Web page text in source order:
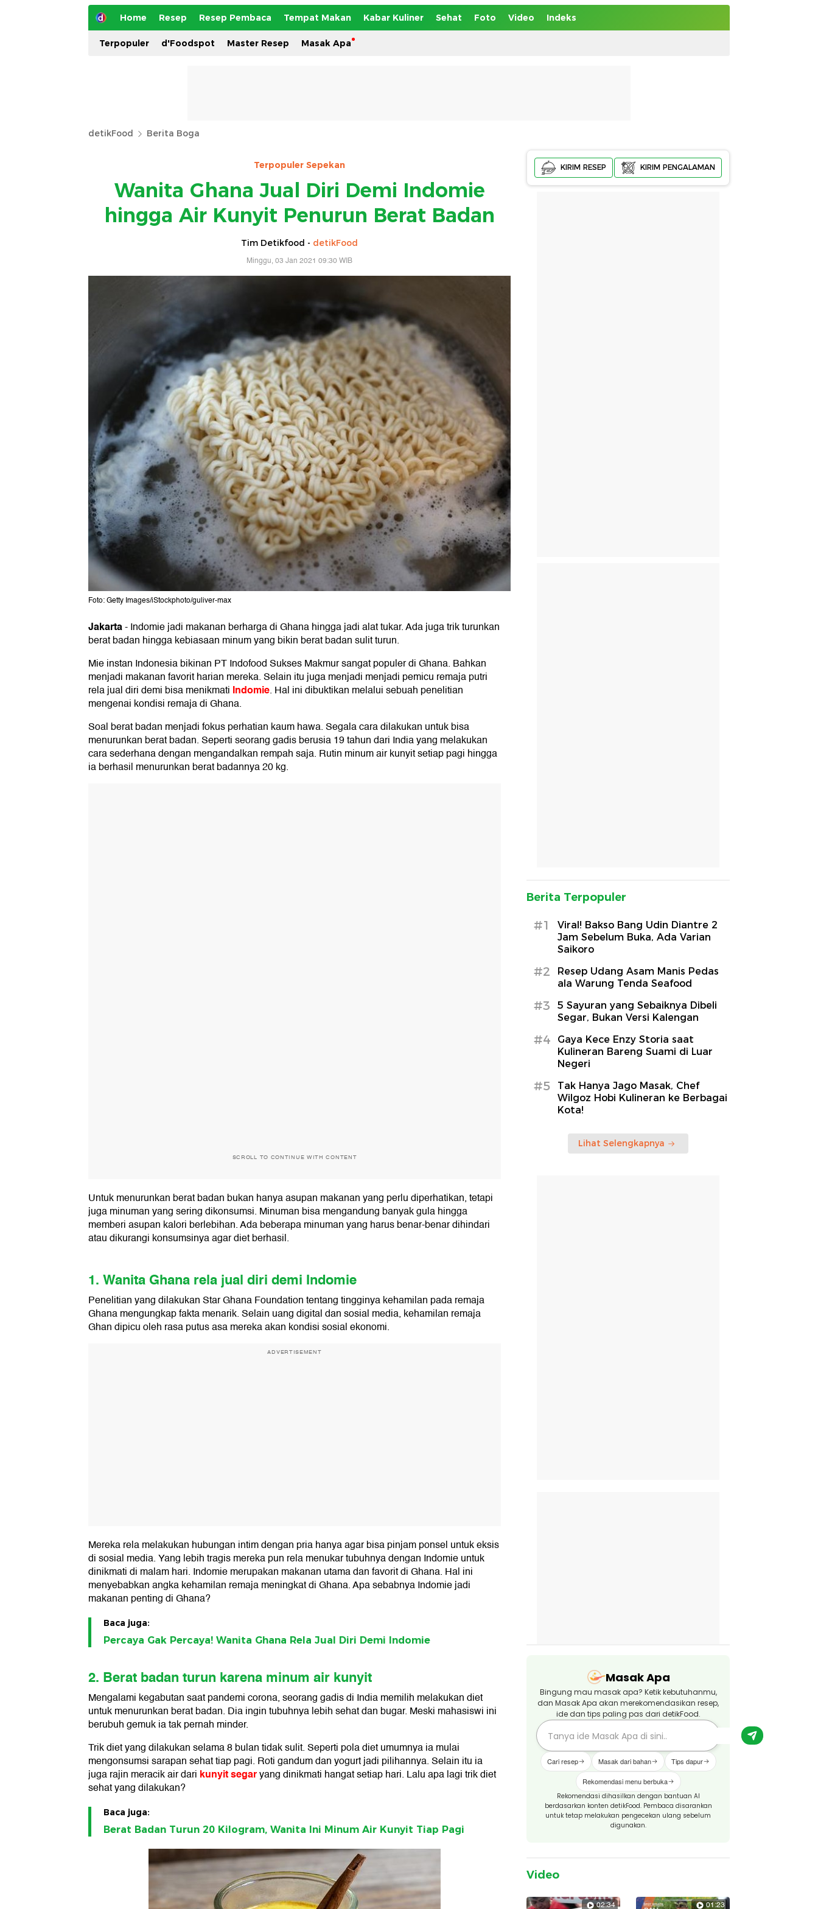
Home Resep Resep Pembaca Tempat Makan Kabar Kuliner Sehat Foto Video Indeks
Terpopuler d'Foodspot Master Resep Masak Apa
detikFood Berita Boga
Terpopuler Sepekan
Wanita Ghana Jual Diri Demi Indomie
hingga Air Kunyit Penurun Berat Badan
Tim Detikfood - detikFood
Minggu, 03 Jan 2021 09:30 WIB
Foto: Getty Images/iStockphoto/guliver-max
Jakarta-Indomie jadi makanan berharga di Ghana hingga jadi alat tukar. Ada juga trik turunkan
berat badan hingga kebiasaan minum yang bikin berat badan sulit turun.
Mie instan Indonesia bikinan PT Indofood Sukses Makmur sangat populer di Ghana. Bahkan
menjadi makanan favorit harian mereka. Selain itu juga menjadi menjadi pemicu remaja putri
rela jual diri demi bisa menikmati Indomie. Hal ini dibuktikan melalui sebuah penelitian
mengenai kondisi remaja di Ghana.
Soal berat badan menjadi fokus perhatian kaum hawa. Segala cara dilakukan untuk bisa
menurunkan berat badan. Seperti seorang gadis berusia 19 tahun dari India yang melakukan
cara sederhana dengan mengandalkan rempah saja. Rutin minum air kunyit setiap pagi hingga
ia berhasil menurunkan berat badannya 20 kg.
SCROLL TO CONTINUE WITH CONTENT
Untuk menurunkan berat badan bukan hanya asupan makanan yang perlu diperhatikan, tetapi
juga minuman yang sering dikonsumsi. Minuman bisa mengandung banyak gula hingga
memberi asupan kalori berlebihan. Ada beberapa minuman yang harus benar-benar dihindari
atau dikurangi konsumsinya agar diet berhasil.
1. Wanita Ghana rela jual diri demi Indomie
Penelitian yang dilakukan Star Ghana Foundation tentang tingginya kehamilan pada remaja
Ghana mengungkap fakta menarik. Selain uang digital dan sosial media, kehamilan remaja
Ghan dipicu oleh rasa putus asa mereka akan kondisi sosial ekonomi.
ADVERTISEMENT
Mereka rela melakukan hubungan intim dengan pria hanya agar bisa pinjam ponsel untuk eksis
di sosial media. Yang lebih tragis mereka pun rela menukar tubuhnya dengan Indomie untuk
dinikmati di malam hari. Indomie merupakan makanan utama dan favorit di Ghana. Hal ini
menyebabkan angka kehamilan remaja meningkat di Ghana. Apa sebabnya Indomie jadi
makanan penting di Ghana?
Baca juga:
Percaya Gak Percaya! Wanita Ghana Rela Jual Diri Demi Indomie
2. Berat badan turun karena minum air kunyit
Mengalami kegabutan saat pandemi corona, seorang gadis di India memilih melakukan diet
untuk menurunkan berat badan. Dia ingin tubuhnya lebih sehat dan bugar. Meski mahasiswi ini
berubuh gemuk ia tak pernah minder.
Trik diet yang dilakukan selama 8 bulan tidak sulit. Seperti pola diet umumnya ia mulai
mengonsumsi sarapan sehat tiap pagi. Roti gandum dan yogurt jadi pilihannya. Selain itu ia
juga rajin meracik air dari kunyit segaryang dinikmati hangat setiap hari. Lalu apa lagi trik diet
sehat yang dilakukan?
Baca juga:
Berat Badan Turun 20 Kilogram, Wanita Ini Minum Air Kunyit Tiap Pagi
KIRIM RESEP KIRIM PENGALAMAN
Berita Terpopuler
#1
Viral! Bakso Bang Udin Diantre 2
Jam Sebelum Buka, Ada Varian
Saikoro
#2
Resep Udang Asam Manis Pedas
ala Warung Tenda Seafood
#3
5 Sayuran yang Sebaiknya Dibeli
Segar, Bukan Versi Kalengan
#4
Gaya Kece Enzy Storia saat
Kulineran Bareng Suami di Luar
Negeri
#5
Tak Hanya Jago Masak, Chef
Wilgoz Hobi Kulineran ke Berbagai
Kota!
Lihat Selengkapnya
Masak Apa
Bingung mau masak apa? Ketik kebutuhanmu,
dan Masak Apa akan merekomendasikan resep,
ide dan tips paling pas dari detikFood.
Cari resep Masak dari bahan Tips dapur
Rekomendasi menu berbuka
Rekomendasi dihasilkan dengan bantuan AI
berdasarkan konten detikFood. Pembaca disarankan
untuk tetap melakukan pengecekan ulang sebelum
digunakan.
Video
02:34 01:23